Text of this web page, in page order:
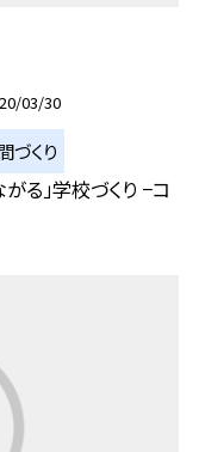
03/30
づくり
る」学校づくり −コ